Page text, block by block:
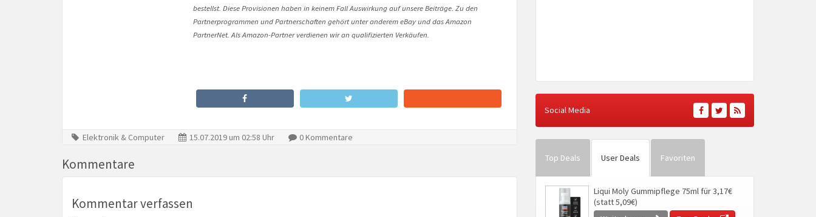
bestellst. Diese Provisionen haben in keinem Fall Auswirkung auf unsere Beiträge. Zu den
Partnerprogrammen und Partnerschaften gehört unter anderem eBay und das Amazon
PartnerNet. Als Amazon-Partner verdienen wir an qualifizierten Verkäufen.
Elektronik & Computer 15.07.2019 um 02:58 Uhr 0 Kommentare
Kommentare
Kommentar verfassen
Social Media
Top Deals User Deals Favoriten
Liqui Moly Gummipflege 75ml für 3,17€
(statt 5,09€)